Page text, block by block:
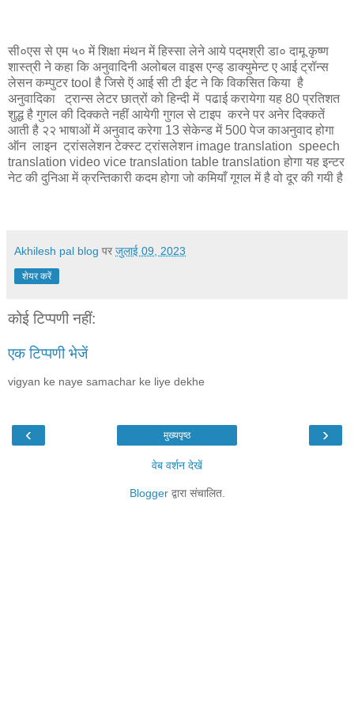
सी०एस से एम ५० में शिक्षा मंथन में हिस्सा लेने आये पद्‌मश्री डा० दामू कृष्ण
शास्त्री ने कहा कि अनुवादिनी अलोबल वाइस एन्ड् डाक्युमेन्ट ए आई ट्रॉन्स
लेसन कम्पुटर tool है जिसे ऍ आई सी टी ईट ने कि विकसित किया है
अनुवादिका ट्रान्स लेटर छात्रों को हिन्दी में पढाई करायेगा यह 80 प्रतिशत
शुद्ध है गुगल की दिक्कते नहीं आयेगी गुगल से टाइप करने पर अनेर दिक्कतें
आती है २२ भाषाओं में अनुवाद करेगा 13 सेकेन्ड में 500 पेज काअनुवाद होगा
ऑन लाइन ट्रांसलेशन टेक्स्ट ट्रांसलेशन image translation speech
translation video vice translation table translation होगा यह इन्टर
नेट की दुनिआ में क्रन्तिकारी कदम होगा जो कमियाँ गूगल में है वो दूर की गयी है
Akhilesh pal blog पर जुलाई 09, 2023
शेयर करें
कोई टिप्पणी नहीं:
एक टिप्पणी भेजें
vigyan ke naye samachar ke liye dekhe
‹ ›
मुख्यपृष्ठ
वेब वर्शन देखें
Bloggerद्वारा संचालित.